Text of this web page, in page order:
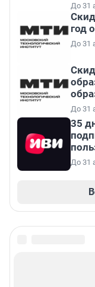
До 31
год
До 31
До 31
35
До 31